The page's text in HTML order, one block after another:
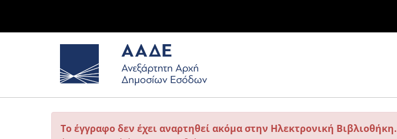
Το έγγραφο δεν έχει αναρτηθεί ακόμα στην Ηλεκτρονική Βιβλιοθήκη.